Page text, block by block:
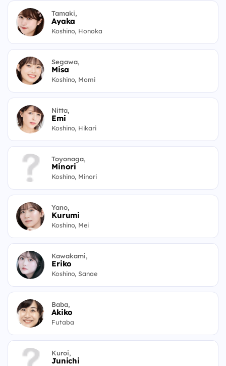
Tamaki,
Ayaka
Koshino, Honoka
Segawa,
Misa
Koshino, Momi
Nitta,
Emi
Koshino, Hikari
Toyonaga,
Minori
Koshino, Minori
Yano,
Kurumi
Koshino, Mei
Kawakami,
Eriko
Koshino, Sanae
Baba,
Akiko
Futaba
Kuroi,
Junichi